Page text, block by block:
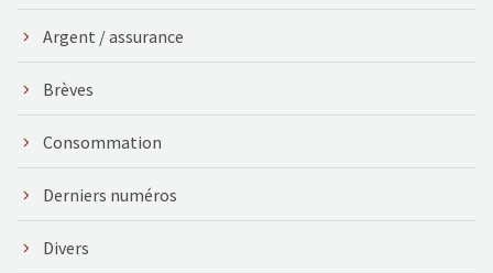
Argent / assurance
Brèves
Consommation
Derniers numéros
Divers